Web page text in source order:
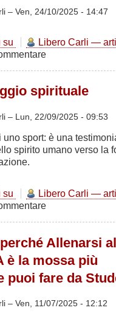
– Ven, 24/10/2025 - 14:47
su
L'importanza
del
Libero Carli —
spirituale
– Lun, 22/09/2025 - 09:53
uno sport: è una
spirito umano verso la
su
LOTTA:
Un
Libero Carli —
Allenarsi
è la mossa più
puoi fare da
– Ven, 11/07/2025 - 12:12